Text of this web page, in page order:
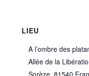
LIEU
A l’ombre des
Allée de la